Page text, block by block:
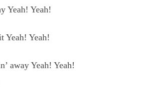
Yeah! Yeah!
Yeah! Yeah!
away Yeah! Yeah!